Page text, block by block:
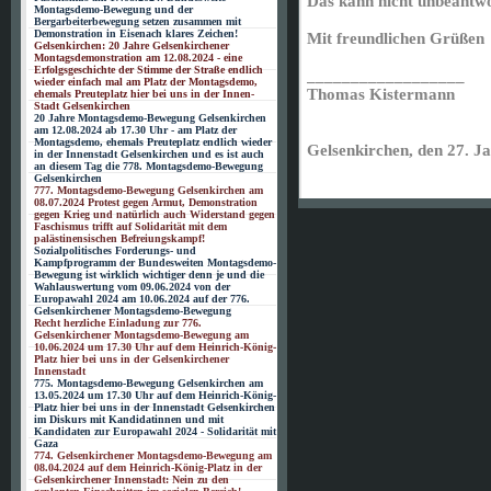
Montagsdemo-Bewegung und der
Bergarbeiterbewegung setzen zusammen mit
Demonstration in Eisenach klares Zeichen!
Gelsenkirchen: 20 Jahre Gelsenkirchener
Montagsdemonstration am 12.08.2024 - eine
Erfolgsgeschichte der Stimme der Straße endlich
wieder einfach mal am Platz der Montagsdemo,
ehemals Preuteplatz hier bei uns in der Innen-
Stadt Gelsenkirchen
20 Jahre Montagsdemo-Bewegung Gelsenkirchen
am 12.08.2024 ab 17.30 Uhr - am Platz der
Montagsdemo, ehemals Preuteplatz endlich wieder
in der Innenstadt Gelsenkirchen und es ist auch
an diesem Tag die 778. Montagsdemo-Bewegung
Gelsenkirchen
777. Montagsdemo-Bewegung Gelsenkirchen am
08.07.2024 Protest gegen Armut, Demonstration
gegen Krieg und natürlich auch Widerstand gegen
Faschismus trifft auf Solidarität mit dem
palästinensischen Befreiungskampf!
Sozialpolitisches Forderungs- und
Kampfprogramm der Bundesweiten Montagsdemo-
Bewegung ist wirklich wichtiger denn je und die
Wahlauswertung vom 09.06.2024 von der
Europawahl 2024 am 10.06.2024 auf der 776.
Gelsenkirchener Montagsdemo-Bewegung
Recht herzliche Einladung zur 776.
Gelsenkirchener Montagsdemo-Bewegung am
10.06.2024 um 17.30 Uhr auf dem Heinrich-König-
Platz hier bei uns in der Gelsenkirchener
Innenstadt
775. Montagsdemo-Bewegung Gelsenkirchen am
13.05.2024 um 17.30 Uhr auf dem Heinrich-König-
Platz hier bei uns in der Innenstadt Gelsenkirchen
im Diskurs mit Kandidatinnen und mit
Kandidaten zur Europawahl 2024 - Solidarität mit
Gaza
774. Gelsenkirchener Montagsdemo-Bewegung am
08.04.2024 auf dem Heinrich-König-Platz in der
Gelsenkirchener Innenstadt: Nein zu den
Mit freundlichen Grüßen
Thomas Kistermann
Gelsenkirchen, den 27.